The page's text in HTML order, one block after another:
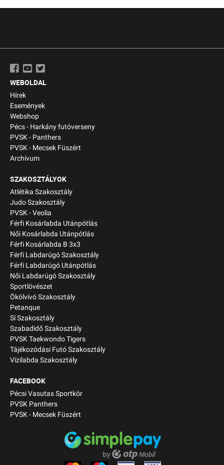
WEBOLDAL
Hírek
Események
Webshop
Pécs - Harkány futóverseny
PVSK - Panthers
PVSK - Mecsek Füszért
Archívum
SZAKOSZTÁLYOK
Atlétika Szakosztály
Judo Szakosztály
PVSK - Veolia
Férfi Kosárlabda Utánpótlás
Női Kosárlabda Utánpótlás
Férfi Kosárlabda B 3x3
Férfi Labdarúgó Szakosztály
Férfi Labdarúgó Utánpótlás
Női Labdarúgó Szakosztály
Sportlövészet
Ökölvívó Szakosztály
Petanque
Sí Szakosztály
Szabadidő Szakosztály
PVSK Taekwondo Tigers
Tájékozódási Futó Szakosztály
Vízilabda Szakosztály
FACEBOOK
Pécsi Vasutas Sportkör
PVSK Panthers
PVSK - Mecsek Füszért